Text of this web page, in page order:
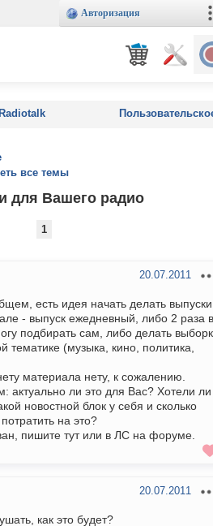
Авторизация
Radiotalk
все темы
для Вашего радио
1
20.07.2011
есть идея начать делать выпуски
- выпуск ежедневный, либо 2 раза в
подбирать сам, либо делать
тематике (музыка, кино, политика,
материала нету, к сожалению.
актуально ли это для Вас? Хотели ли
новостной блок у себя и сколько
на это?
пишите тут или в ЛС на форуме.
20.07.2011
как это будет?